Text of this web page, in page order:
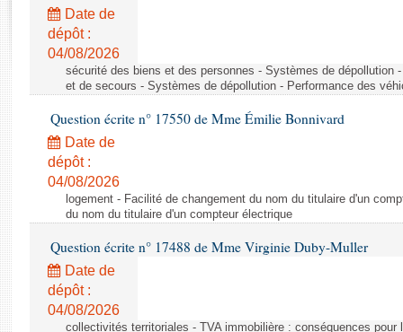
Rapports législatifs
Rapports sur l'application des lois
Baromètre de l’application des lois
Dossiers législatifs
Budget et sécurité sociale
Questions écrites et orales
Comptes rendus des débats
Date de
dépôt :
04/08/2026
sécurité des biens et des personnes - Systèmes de dépollution
et de secours - Systèmes de dépollution - Performance des
Question écrite n° 17550 de Mme Émilie Bonnivard
Date de
dépôt :
04/08/2026
logement - Facilité de changement du nom du titulaire d'un
du nom du titulaire d'un compteur électrique
Question écrite n° 17488 de Mme Virginie Duby-Muller
Date de
dépôt :
04/08/2026
collectivités territoriales - TVA immobilière : conséquences